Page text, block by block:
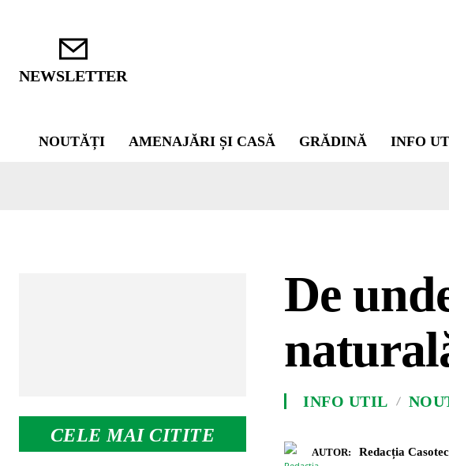
NEWSLETTER
NOUTĂȚI AMENAJĂRI ȘI CASĂ GRĂDINĂ INFO
CELE MAI CITITE
De
INFO UTIL
AUTOR: Redacția